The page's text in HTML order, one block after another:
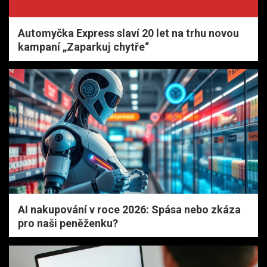
Automyčka Express slaví 20 let na trhu novou
kampaní „Zaparkuj chytře“
AI nakupování v roce 2026: Spása nebo zkáza
pro naši peněženku?